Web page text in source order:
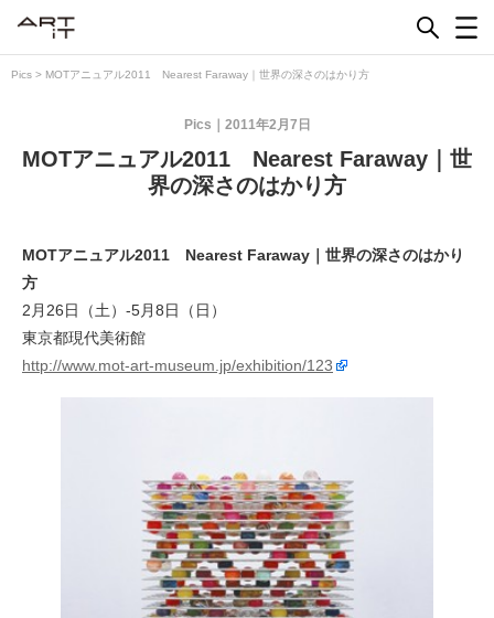
Pics > MOTアニュアル2011 Nearest Faraway｜世界の深さのはかり方
2011年2月7日
Pics
MOTアニュアル2011 Nearest Faraway｜世
界の深さのはかり方
MOTアニュアル2011 Nearest Faraway｜世界の深さのはかり
方
2月26日（土）-5月8日（日）
東京都現代美術館
http://www.mot-art-museum.jp/exhibition/123